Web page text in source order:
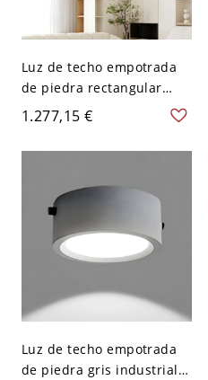
Luz de techo empotrada
de piedra rectangular
amarilla con pantalla
acrílica en estilo moderno
- 110 A 120 V
1.277,15 €
Luz de techo empotrada
de piedra gris industrial